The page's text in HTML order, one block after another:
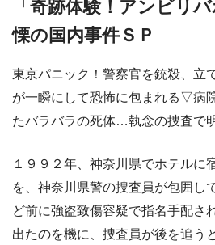
「奇跡体験！アンビリ
慄の国内事件ＳＰ
東京パニック！警察官を銃殺、立
が一瞬にして恐怖に包まれる▽病
たバラバラの死体…執念の捜査で
１９９２年、神奈川県でホテルに
を、神奈川県警の捜査員が包囲し
ど前に強盗致傷容疑で指名手配さ
出たのを機に、捜査員が後を追う